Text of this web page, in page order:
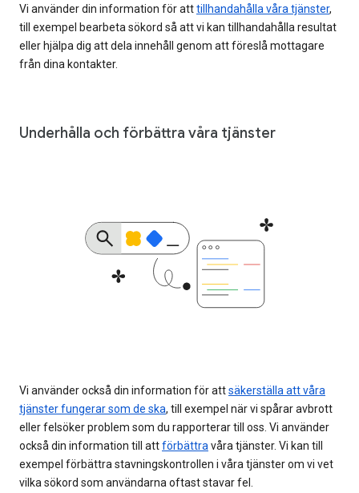
Vi använder din information för atttillhandahålla våra tjänster,
till exempel bearbeta sökord så att vi kan tillhandahålla resultat
eller hjälpa dig att dela innehåll genom att föreslå mottagare
från dina kontakter.
Underhålla och förbättra våra tjänster
Vi använder också din information för attsäkerställa att våra
tjänster fungerar som de ska, till exempel när vi spårar avbrott
eller felsöker problem som du rapporterar till oss. Vi använder
också din information till attförbättra våra tjänster. Vi kan till
exempel förbättra stavningskontrollen i våra tjänster om vi vet
vilka sökord som användarna oftast stavar fel.